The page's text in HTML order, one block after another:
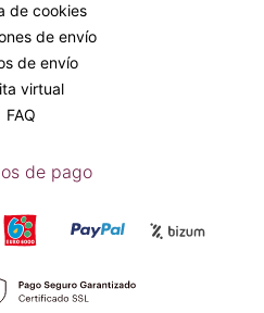
de cookies
de envío
de envío
virtual
FAQ
de pago